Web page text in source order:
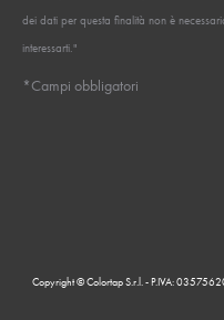
dei dati per questa finalità non è
interessarti."
*Campi obbligatori
Copyright © Colortap S.r.l. - P.IVA: